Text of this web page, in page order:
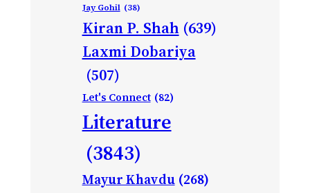
Jay Gohil (38)
Kiran P. Shah (639)
Laxmi Dobariya
(507)
Let's Connect (82)
Literature
(3843)
Mayur Khavdu (268)